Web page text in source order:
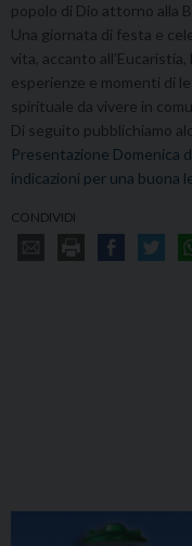
popolo di Dio attorno alla
Una giornata di festa e
vita, accanto
esperienze e momenti di
spirituale da vivere in
Di seguito pubblichiamo
Presentazione Domenica
indicazioni per una buona
CONDIVIDI